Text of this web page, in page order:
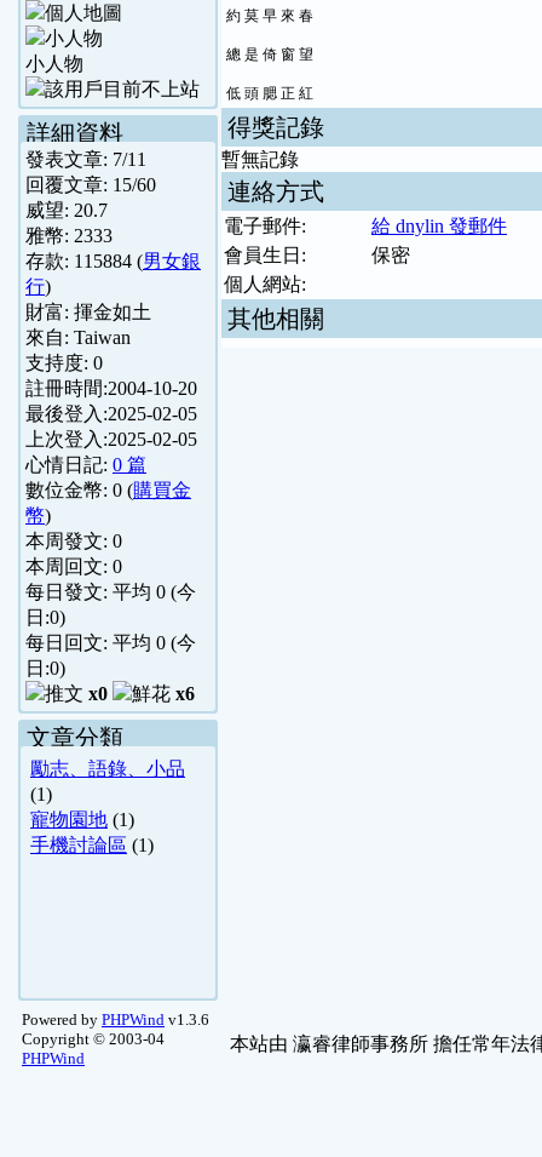
小人物
詳細資料
發表文章: 7/11
回覆文章: 15/60
威望: 20.7
雅幣: 2333
存款: 115884 (男女銀
行)
財富: 揮金如土
來自: Taiwan
支持度: 0
註冊時間:2004-10-20
最後登入:2025-02-05
上次登入:2025-02-05
心情日記: 0 篇
數位金幣: 0 (購買金
幣)
本周發文: 0
本周回文: 0
每日發文: 平均 0 (今
日:0)
每日回文: 平均 0 (今
日:0)
x0
x6
文章分類
勵志、語錄、小品
(1)
寵物園地 (1)
手機討論區 (1)
約 莫 早 來 春
總 是 倚 窗 望
低 頭 腮 正 紅
得獎記錄
暫無記錄
連絡方式
電子郵件:
給 dnylin 發郵件
會員生日:
保密
個人網站:
其他相關
Powered by PHPWind v1.3.6
Copyright © 2003-04
PHPWind
本站由 瀛睿律師事務所 擔任常年法